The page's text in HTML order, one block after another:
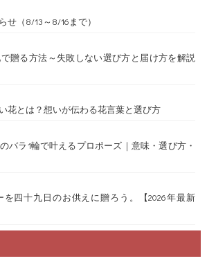
特別な一日に向けて、素敵な贈り物を選ん
メッセージカードを通じて、普段はなかな
しっかりと伝えることで、心温まるひとと
い夫婦の日特集はこち
06-6543-8783 FAX：06-65
お花です。形も美しく、華やかな印象を与
物として喜ばれるでしょう。 ダリアの
使いの祝福 (ピン
愛 ガー
気な印象を与えるお花で、感謝と純粋な愛
、奥様の強さや優雅さを象徴するお花で
のアイデア お花を贈る際、フラ
夫を凝らすことで、さらに特別感を演出で
で印象が大きく変わります。奥様の好きな
束を選び、リボンや包装紙にもこだわるこ
の美しさを感じながら、集中して作業する
トレス解消につながります。 インスタ
、家に飾ったり、写真に収めてSNSにシェ
しい花と自分の手で作り上げた作品が、S
ーが増えるかもしれません。 なぜお花
始められる趣味 ワーク
や知識がなくてもすぐに始められます。フ
寧に教えてくれるので、初心者でも安心。
ろん、これまでお花に触れる機会がなかっ
ます。お花のワークショップは、五感を使
に触れ、心を落ち着ける貴重な時間です。
などの休日にリラックスできる活動として
せ（8/13～8/16まで）
贈る方法～失敗しない選び方と届け方を解説
花とは？想いが伝わる花言葉と選び方
バラ1輪で叶えるプロポーズ｜意味・選び方・
四十九日のお供えに贈ろう。【2026年最新